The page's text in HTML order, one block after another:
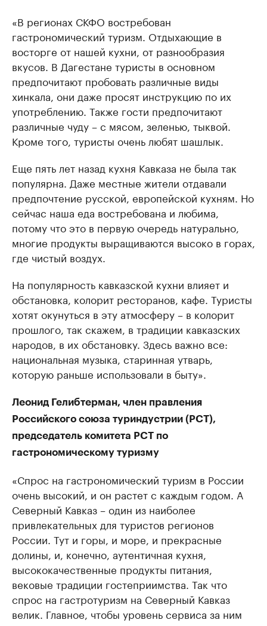
«В регионах СКФО востребован
гастрономический туризм. Отдыхающие в
восторге от нашей кухни, от разнообразия
вкусов. В Дагестане туристы в основном
предпочитают пробовать различные виды
хинкала, они даже просят инструкцию по их
употреблению. Также гости предпочитают
различные чуду – с мясом, зеленью, тыквой.
Кроме того, туристы очень любят шашлык.
Еще пять лет назад кухня Кавказа не была так
популярна. Даже местные жители отдавали
предпочтение русской, европейской кухням. Но
сейчас наша еда востребована и любима,
потому что это в первую очередь натурально,
многие продукты выращиваются высоко в горах,
где чистый воздух.
На популярность кавказской кухни влияет и
обстановка, колорит ресторанов, кафе. Туристы
хотят окунуться в эту атмосферу – в колорит
прошлого, так скажем, в традиции кавказских
народов, в их обстановку. Здесь важно все:
национальная музыка, старинная утварь,
которую раньше использовали в быту».
Леонид Гелибтерман, член правления
Российского союза туриндустрии (РСТ),
председатель комитета РСТ по
гастрономическому туризму
«Спрос на гастрономический туризм в России
очень высокий, и он растет с каждым годом. А
Северный Кавказ – один из наиболее
привлекательных для туристов регионов
России. Тут и горы, и море, и прекрасные
долины, и, конечно, аутентичная кухня,
высококачественные продукты питания,
вековые традиции гостеприимства. Так что
спрос на гастротуризм на Северный Кавказ
велик. Главное, чтобы уровень сервиса за ним